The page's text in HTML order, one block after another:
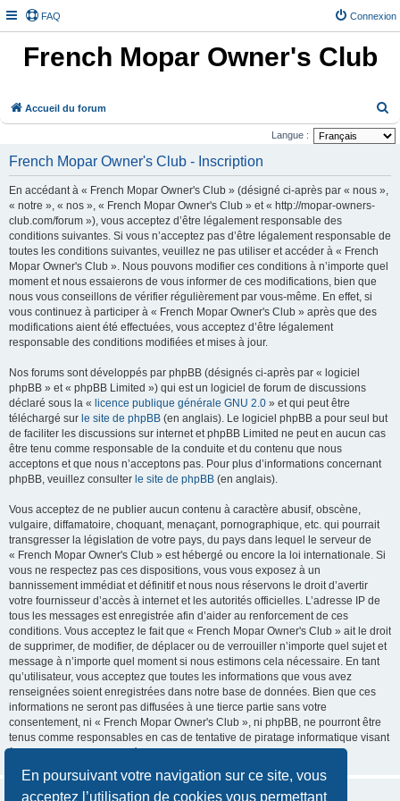
En poursuivant votre navigation sur ce site, vous
acceptez l’utilisation de cookies vous permettant
FAQ Connexion
French Mopar Owner's Club
Accueil du forum
e
Langue :
French Mopar Owner's Club - Inscription
En accédant à « French Mopar Owner's Club » (désigné ci-après par « nous »,
« notre », « nos », « French Mopar Owner's Club » et « http://mopar-owners-
club.com/forum »), vous acceptez d’être légalement responsable des
conditions suivantes. Si vous n’acceptez pas d’être légalement responsable de
toutes les conditions suivantes, veuillez ne pas utiliser et accéder à « French
Mopar Owner's Club ». Nous pouvons modifier ces conditions à n’importe quel
moment et nous essaierons de vous informer de ces modifications, bien que
nous vous conseillons de vérifier régulièrement par vous-même. En effet, si
vous continuez à participer à « French Mopar Owner's Club » après que des
modifications aient été effectuées, vous acceptez d’être légalement
responsable des conditions modifiées et mises à jour.
Nos forums sont développés par phpBB (désignés ci-après par « logiciel
phpBB » et « phpBB Limited ») qui est un logiciel de forum de discussions
déclaré sous la « licence publique générale GNU 2.0 » et qui peut être
téléchargé sur le site de phpBB (en anglais). Le logiciel phpBB a pour seul but
de faciliter les discussions sur internet et phpBB Limited ne peut en aucun cas
être tenu comme responsable de la conduite et du contenu que nous
acceptons et que nous n’acceptons pas. Pour plus d’informations concernant
phpBB, veuillez consulter le site de phpBB (en anglais).
Vous acceptez de ne publier aucun contenu à caractère abusif, obscène,
vulgaire, diffamatoire, choquant, menaçant, pornographique, etc. qui pourrait
transgresser la législation de votre pays, du pays dans lequel le serveur de
« French Mopar Owner's Club » est hébergé ou encore la loi internationale. Si
vous ne respectez pas ces dispositions, vous vous exposez à un
bannissement immédiat et définitif et nous nous réservons le droit d’avertir
votre fournisseur d’accès à internet et les autorités officielles. L’adresse IP de
tous les messages est enregistrée afin d’aider au renforcement de ces
conditions. Vous acceptez le fait que « French Mopar Owner's Club » ait le droit
de supprimer, de modifier, de déplacer ou de verrouiller n’importe quel sujet et
message à n’importe quel moment si nous estimons cela nécessaire. En tant
qu’utilisateur, vous acceptez que toutes les informations que vous avez
renseignées soient enregistrées dans notre base de données. Bien que ces
informations ne seront pas diffusées à une tierce partie sans votre
consentement, ni « French Mopar Owner's Club », ni phpBB, ne pourront être
tenus comme responsables en cas de tentative de piratage informatique visant